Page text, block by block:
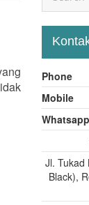
Phone
Mobile
Whatsapp
Jl. Tukad
Black),